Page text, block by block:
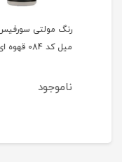
میل کد 084 قهوه ای شنی
ناموجود